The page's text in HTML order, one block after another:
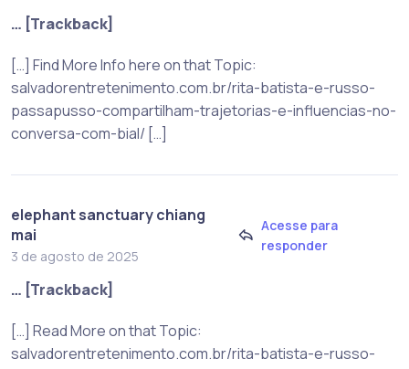
… [Trackback]
[…] Find More Info here on that Topic:
salvadorentretenimento.com.br/rita-batista-e-russo-
passapusso-compartilham-trajetorias-e-influencias-no-
conversa-com-bial/ […]
elephant sanctuary chiang
mai
3 de agosto de 2025
Acesse para
responder
… [Trackback]
[…] Read More on that Topic:
salvadorentretenimento.com.br/rita-batista-e-russo-